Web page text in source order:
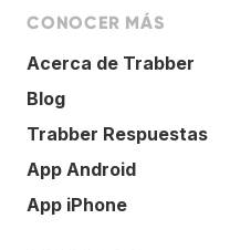
CONOCER MÁS
Acerca de Trabber
Blog
Trabber Respuestas
App Android
App iPhone